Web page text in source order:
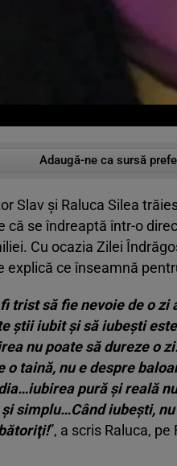
Adaugă-ne ca sursă
Slav și Raluca Silea
că se îndreaptă într-o
Cu ocazia Zilei
explică ce înseamnă
trist să fie nevoie de o
ştii iubit şi să iubeşti
nu poate să dureze o
o taină, nu e despre
pură şi reală
simplu…Când iubeşti,
”, a scris Raluca, pe